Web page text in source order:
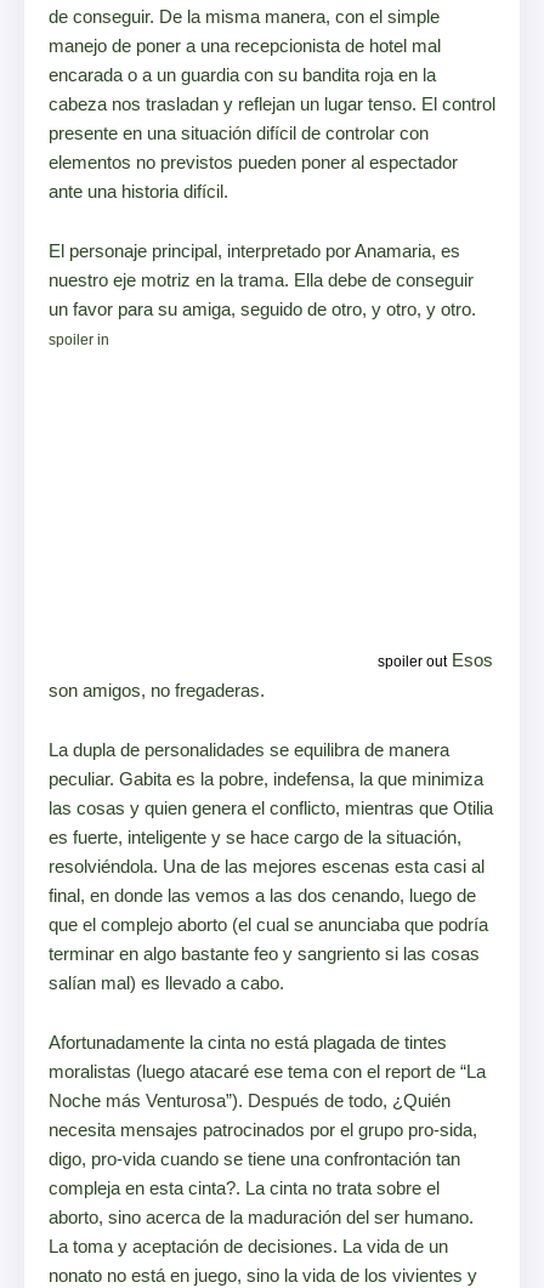
de conseguir. De la misma manera, con el simple
manejo de poner a una recepcionista de hotel mal
encarada o a un guardia con su bandita roja en la
cabeza nos trasladan y reflejan un lugar tenso. El control
presente en una situación difícil de controlar con
elementos no previstos pueden poner al espectador
ante una historia difícil.
El personaje principal, interpretado por Anamaria, es
nuestro eje motriz en la trama. Ella debe de conseguir
un favor para su amiga, seguido de otro, y otro, y otro.
spoiler in
spoiler outEsos
son amigos, no fregaderas.
La dupla de personalidades se equilibra de manera
peculiar. Gabita es la pobre, indefensa, la que minimiza
las cosas y quien genera el conflicto, mientras que Otilia
es fuerte, inteligente y se hace cargo de la situación,
resolviéndola. Una de las mejores escenas esta casi al
final, en donde las vemos a las dos cenando, luego de
que el complejo aborto (el cual se anunciaba que podría
terminar en algo bastante feo y sangriento si las cosas
salían mal) es llevado a cabo.
Afortunadamente la cinta no está plagada de tintes
moralistas (luego atacaré ese tema con el report de “La
Noche más Venturosa”). Después de todo, ¿Quién
necesita mensajes patrocinados por el grupo pro-sida,
digo, pro-vida cuando se tiene una confrontación tan
compleja en esta cinta?. La cinta no trata sobre el
aborto, sino acerca de la maduración del ser humano.
La toma y aceptación de decisiones. La vida de un
nonato no está en juego, sino la vida de los vivientes y